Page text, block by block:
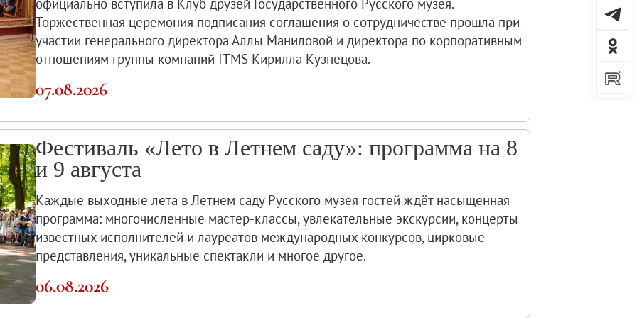
века
со дня рождения
официально вступила в Клуб друзей Государственного Русского музея.
Торжественная церемония подписания соглашения о сотрудничестве прошла при
участии генерального директора Аллы Маниловой и директора по корпоративным
отношениям группы компаний ITMS Кирилла Кузнецова.
07.08.2026
Фестиваль «Лето в Летнем саду»: программа на 8
и 9 августа
Каждые выходные лета в Летнем саду Русского музея гостей ждёт насыщенная
программа: многочисленные мастер-классы, увлекательные экскурсии, концерты
известных исполнителей и лауреатов международных конкурсов, цирковые
представления, уникальные спектакли и многое другое.
06.08.2026